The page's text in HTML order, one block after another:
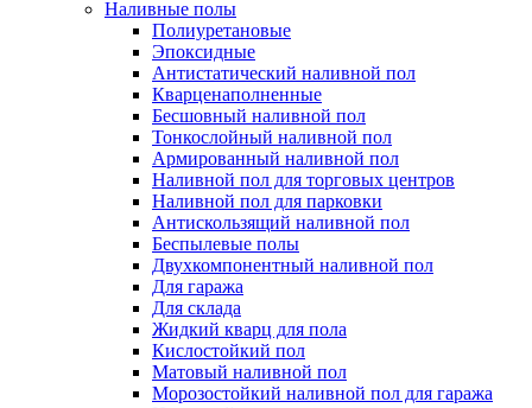
Наливные полы
Полиуретановые
Эпоксидные
Антистатический наливной пол
Кварценаполненные
Бесшовный наливной пол
Тонкослойный наливной пол
Армированный наливной пол
Наливной пол для торговых центров
Наливной пол для парковки
Антискользящий наливной пол
Беспылевые полы
Двухкомпонентный наливной пол
Для гаража
Для склада
Жидкий кварц для пола
Кислостойкий пол
Матовый наливной пол
Морозостойкий наливной пол для гаража